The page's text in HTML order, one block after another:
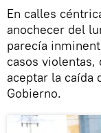
En calles
anochecer del
parecía
casos violentas,
aceptar la caída
Gobierno.